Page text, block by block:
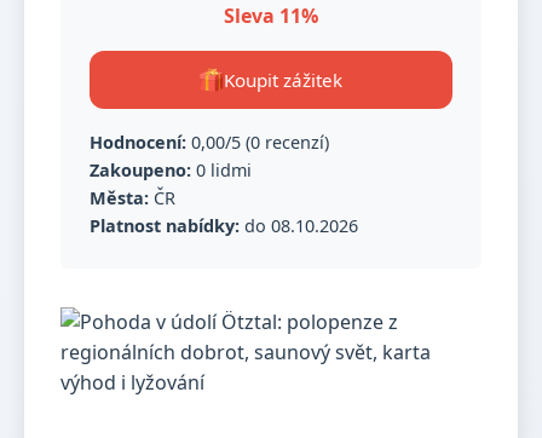
Sleva 11%
Koupit zážitek
Hodnocení: 0,00/5 (0 recenzí)
Zakoupeno: 0 lidmi
Města: ČR
Platnost nabídky: do 08.10.2026